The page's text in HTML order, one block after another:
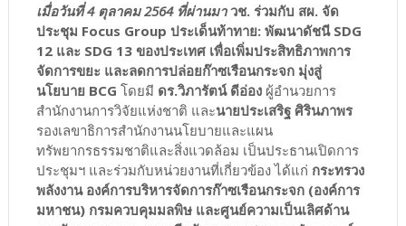
เมื่อวันที่ 4 ตุลาคม 2564 ที่ผ่านมา วช. ร่วมกับ สผ. จัด
ประชุม Focus Group ประเด็นท้าทาย: พัฒนาดัชนี SDG
12 และ SDG 13 ของประเทศ เพื่อเพิ่มประสิทธิภาพการ
จัดการขยะ และลดการปล่อยก๊าซเรือนกระจก มุ่งสู่
นโยบาย BCG โดยมี ดร.วิภารัตน์ ดีอ่อง ผู้อำนวยการ
สำนักงานการวิจัยแห่งชาติ และนายประเสริฐ ศิรินภาพร
รองเลขาธิการสำนักงานนโยบายและแผน
ทรัพยากรธรรมชาติและสิ่งแวดล้อม เป็นประธานเปิดการ
ประชุมฯ และร่วมกับหน่วยงานที่เกี่ยวข้อง ได้แก่ กระทรวง
พลังงาน องค์การบริหารจัดการก๊าซเรือนกระจก (องค์การ
มหาชน) กรมควบคุมมลพิษ และศูนย์ความเป็นเลิศด้าน